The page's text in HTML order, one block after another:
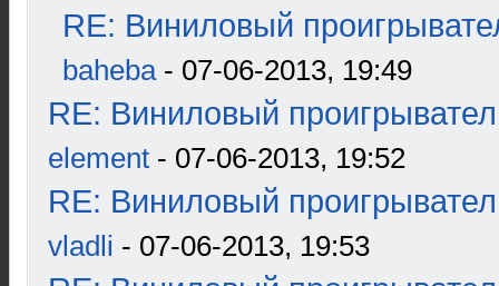
RE: Виниловый
baheba- 07-06-2013, 19:49
RE: Виниловый
element - 07-06-2013, 19:52
RE: Виниловый
vladli - 07-06-2013, 19:53